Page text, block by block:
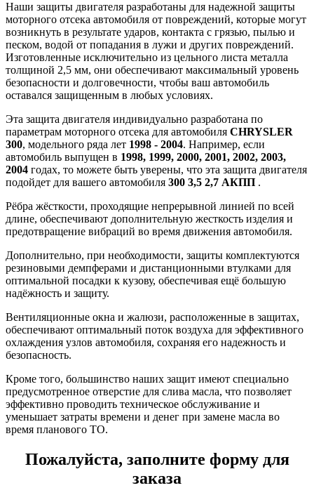
Наши защиты двигателя разработаны для надежной защиты
моторного отсека автомобиля от повреждений, которые могут
возникнуть в результате ударов, контакта с грязью, пылью и
песком, водой от попадания в лужи и других повреждений.
Изготовленные исключительно из цельного листа металла
толщиной 2,5 мм, они обеспечивают максимальный уровень
безопасности и долговечности, чтобы ваш автомобиль
оставался защищенным в любых условиях.
Эта защита двигателя индивидуально разработана по
параметрам моторного отсека для автомобиля CHRYSLER
300, модельного ряда лет 1998 - 2004. Например, если
автомобиль выпущен в 1998, 1999, 2000, 2001, 2002, 2003,
2004 годах, то можете быть уверены, что эта защита двигателя
подойдет для вашего автомобиля 300 3,5 2,7 АКПП .
Рёбра жёсткости, проходящие непрерывной линией по всей
длине, обеспечивают дополнительную жесткость изделия и
предотвращение вибраций во время движения автомобиля.
Дополнительно, при необходимости, защиты комплектуются
резиновыми демпферами и дистанционными втулками для
оптимальной посадки к кузову, обеспечивая ещё большую
надёжность и защиту.
Вентиляционные окна и жалюзи, расположенные в защитах,
обеспечивают оптимальный поток воздуха для эффективного
охлаждения узлов автомобиля, сохраняя его надежность и
безопасность.
Кроме того, большинство наших защит имеют специально
предусмотренное отверстие для слива масла, что позволяет
эффективно проводить техническое обслуживание и
уменьшает затраты времени и денег при замене масла во
время планового ТО.
Пожалуйста, заполните форму для
заказа